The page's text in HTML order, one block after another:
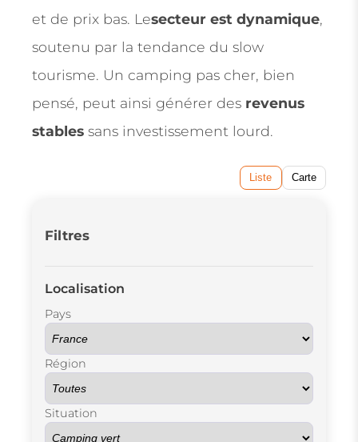
et de prix bas. Lesecteur est dynamique,
soutenu par la tendance du slow
tourisme. Un camping pas cher, bien
pensé, peut ainsi générer des revenus
stables sans investissement lourd.
Liste Carte
Filtres
Localisation
Pays
Région
Situation